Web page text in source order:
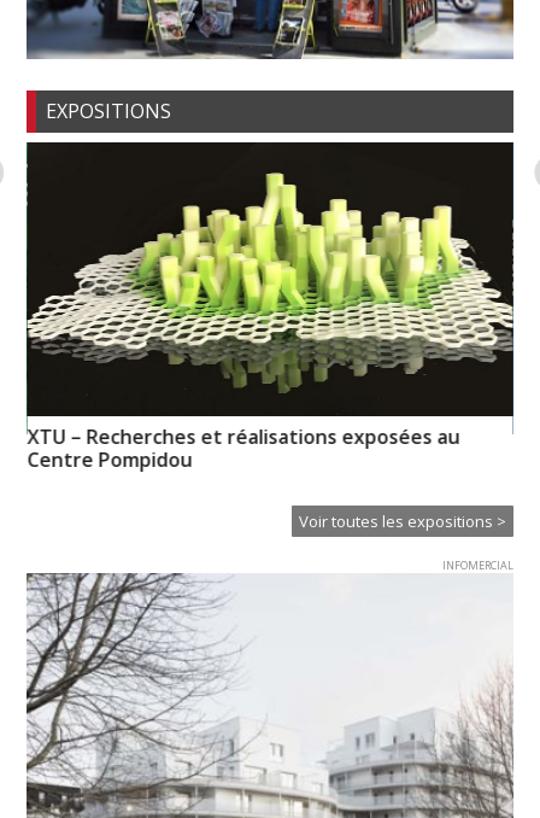
EXPOSITIONS
XTU – Recherches et réalisations exposées au
Centre Pompidou
Voir toutes les expositions >
INFOMERCIAL